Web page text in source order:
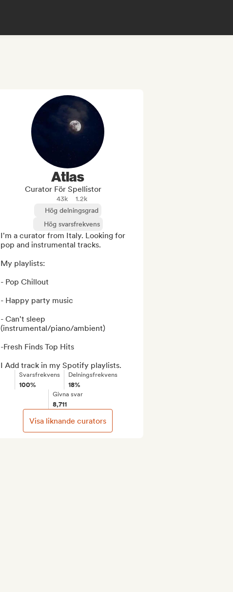
Atlas
Curator För Spellistor
43k
1.2k
Hög delningsgrad
Hög svarsfrekvens
I'm a curator from Italy. Looking for
pop and instrumental tracks.
My playlists:
- Pop Chillout
- Happy party music
- Can't sleep
(instrumental/piano/ambient)
-Fresh Finds Top Hits
I Add track in my Spotify playlists.
Svarsfrekvens
100%
Delningsfrekvens
18%
Givna svar
8,711
Visa liknande curators